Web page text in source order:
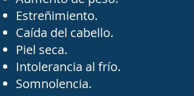
mantener un adecuado
control de enfermedades
hormonales y metabólicas,
prevenir complicaciones y
Estreñimiento.
Caída del cabello.
Piel seca.
Intolerancia al frío.
Somnolencia.